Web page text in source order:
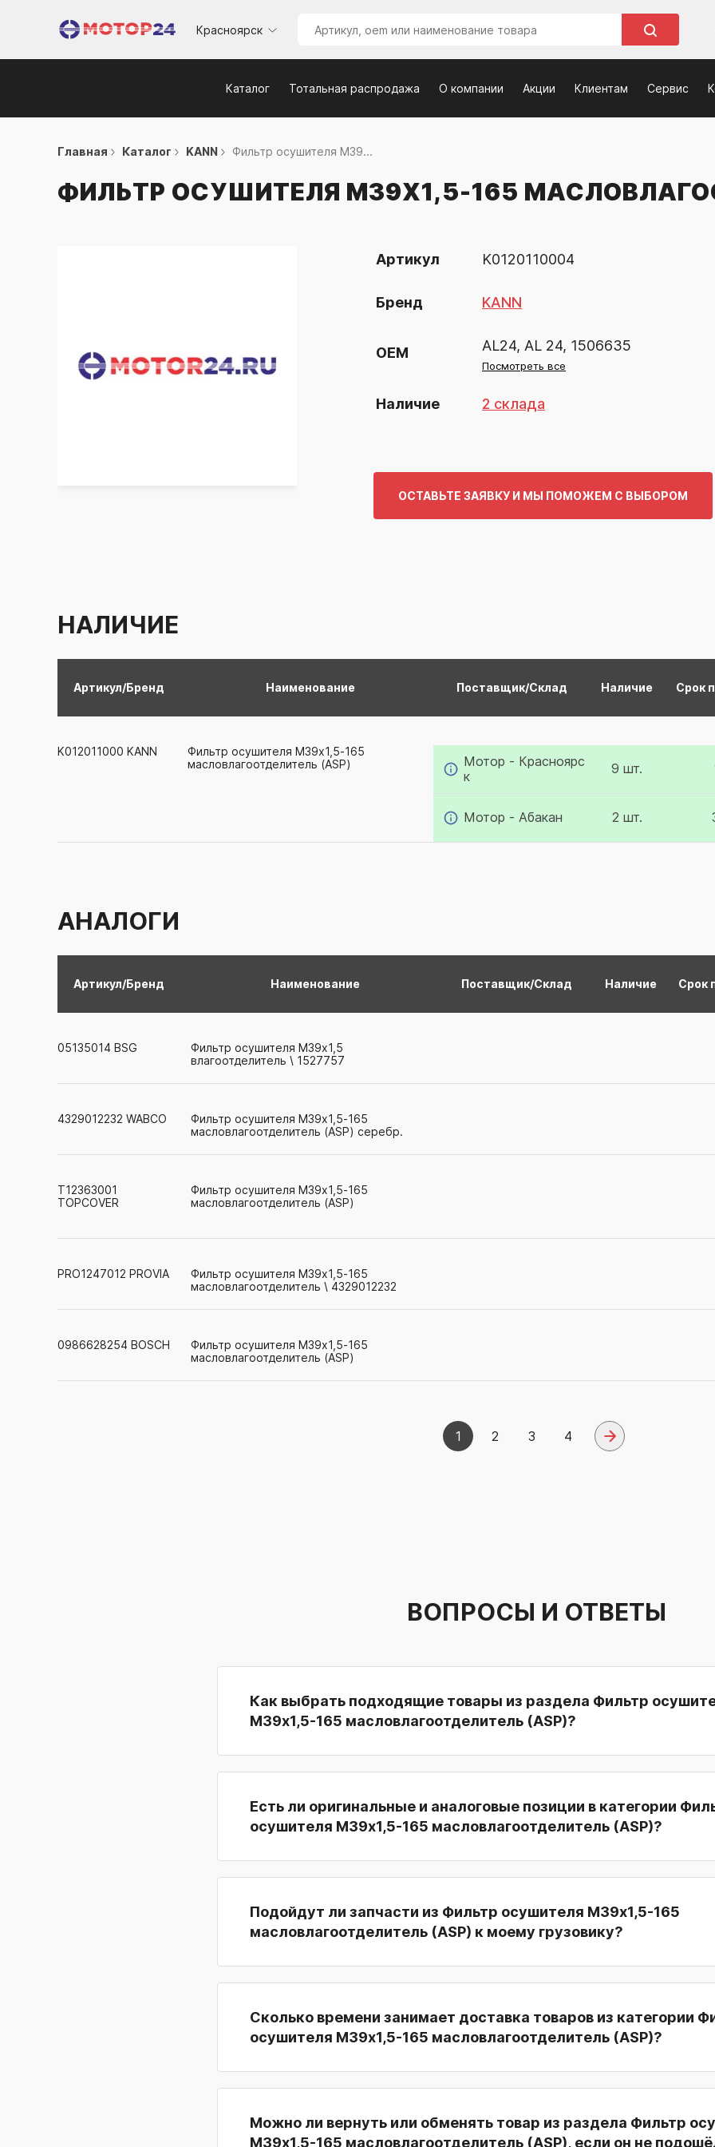
Красноярск
Каталог Тотальная распродажа О компании Акции Клиентам Сервис
Главная Каталог KANN Фильтр осушителя М39...
ФИЛЬТР ОСУШИТЕЛЯ М39Х1,5-165
Артикул K0120110004
Бренд KANN
OEM AL24, AL 24, 1506635
Посмотреть все
Наличие 2 склада
ОСТАВЬТЕ ЗАЯВКУ И МЫ ПОМОЖЕМ С ВЫБОРОМ
НАЛИЧИЕ
Артикул/Бренд Наименование Поставщик/Склад Наличие Срок
K012011000 KANN
Фильтр осушителя М39х1,5-165
масловлагоотделитель (ASP)
Мотор - Красноярс
к
9 шт.
Мотор - Абакан 2 шт.
АНАЛОГИ
Артикул/Бренд Наименование Поставщик/Склад Наличие Срок
05135014 BSG
Фильтр осушителя М39х1,5
влагоотделитель \ 1527757
4329012232 WABCO
Фильтр осушителя М39х1,5-165
масловлагоотделитель (ASP) серебр.
T12363001
TOPCOVER
Фильтр осушителя М39х1,5-165
масловлагоотделитель (ASP)
PRO1247012 PROVIA
Фильтр осушителя М39х1,5-165
масловлагоотделитель \ 4329012232
0986628254 BOSCH
Фильтр осушителя М39х1,5-165
масловлагоотделитель (ASP)
1 2 3 4
ВОПРОСЫ И ОТВЕТЫ
Как выбрать подходящие товары из раздела Фильтр
М39х1,5-165 масловлагоотделитель (ASP)?
Есть ли оригинальные и аналоговые позиции в категории
осушителя М39х1,5-165 масловлагоотделитель (ASP)?
Подойдут ли запчасти из Фильтр осушителя М39х1,5-165
масловлагоотделитель (ASP) к моему грузовику?
Сколько времени занимает доставка товаров из категории
осушителя М39х1,5-165 масловлагоотделитель (ASP)?
Можно ли вернуть или обменять товар из раздела Фильтр
М39х1,5-165 масловлагоотделитель (ASP), если он не